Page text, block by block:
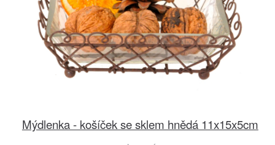
Mýdlenka - košíček se sklem hnědá 11x15x5cm